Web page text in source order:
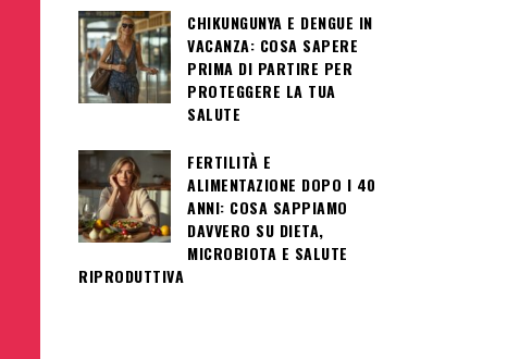
CHIKUNGUNYA E DENGUE IN
VACANZA: COSA SAPERE
PRIMA DI PARTIRE PER
PROTEGGERE LA TUA
SALUTE
FERTILITÀ E
ALIMENTAZIONE DOPO I 40
ANNI: COSA SAPPIAMO
DAVVERO SU DIETA,
MICROBIOTA E SALUTE
RIPRODUTTIVA